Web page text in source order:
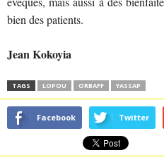
bien des patients.
Jean Kokoyia
TAGS LOPOU ORBAFF YASSAP
Facebook Twitter